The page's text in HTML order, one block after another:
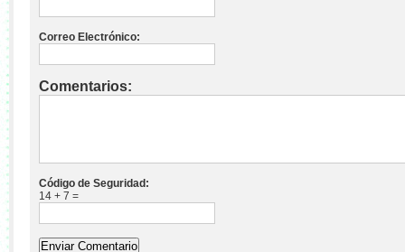
Correo Electrónico:
Comentarios:
Código de Seguridad:
14 + 7 =